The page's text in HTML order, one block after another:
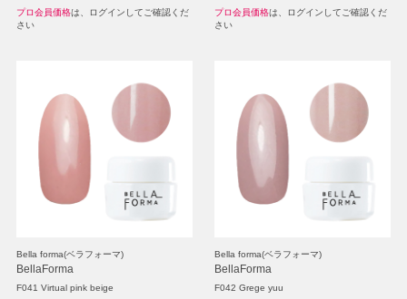
プロ会員価格は、ログインしてご確認くだ
さい
プロ会員価格は、ログインしてご確認くだ
さい
Bella forma(ベラフォーマ)
BellaForma
F041 Virtual pink beige
Bella forma(ベラフォーマ)
BellaForma
F042 Grege yuu